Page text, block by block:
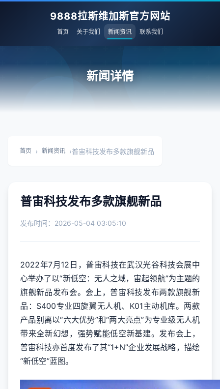
9888拉斯维加斯官方网站
首页 关于我们 新闻资讯 联系我们
新闻详情
首页 › 新闻资讯 ›普宙科技发布多款旗舰新品
普宙科技发布多款旗舰新品
发布时间：2026-05-04 03:05:10
2022年7月12日，普宙科技在武汉光谷科技会展中
心举办了以“新低空：无人之域，宙起领航”为主题的
旗舰新品发布会。会上，普宙科技发布两款旗舰新
品：S400专业四旋翼无人机、K01主动机库。两款
产品别离以“六大优势”和“两大亮点”为专业级无人机
带来全新幻想，强势赋能低空新基建。发布会上，
普宙科技亦首度发布了其“1+N”企业发展战略，描绘
“新低空”蓝图。